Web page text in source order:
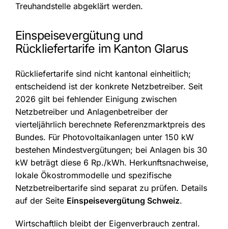
Treuhandstelle abgeklärt werden.
Einspeisevergütung und
Rückliefertarife im Kanton Glarus
Rückliefertarife sind nicht kantonal einheitlich;
entscheidend ist der konkrete Netzbetreiber. Seit
2026 gilt bei fehlender Einigung zwischen
Netzbetreiber und Anlagenbetreiber der
vierteljährlich berechnete Referenzmarktpreis des
Bundes. Für Photovoltaikanlagen unter 150 kW
bestehen Mindestvergütungen; bei Anlagen bis 30
kW beträgt diese 6 Rp./kWh. Herkunftsnachweise,
lokale Ökostrommodelle und spezifische
Netzbetreibertarife sind separat zu prüfen. Details
auf der Seite Einspeisevergütung Schweiz.
Wirtschaftlich bleibt der Eigenverbrauch zentral.